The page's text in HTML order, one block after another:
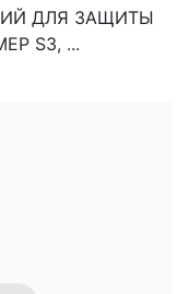
ДЛЯ ЗАЩИТЫ
S3, ...